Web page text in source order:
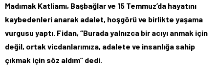
Madımak Katliamı, Başbağlar ve 15 Temmuz’da hayatını
kaybedenleri anarak adalet, hoşgörü ve birlikte yaşama
vurgusu yaptı. Fidan, “Burada yalnızca bir acıyı anmak için
değil, ortak vicdanlarımıza, adalete ve insanlığa sahip
çıkmak için söz aldım” dedi.